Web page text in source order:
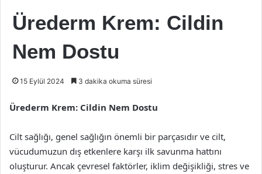
Ürederm Krem: Cildin
Nem Dostu
15 Eylül 2024 3 dakika okuma süresi
Ürederm Krem: Cildin Nem Dostu
Cilt sağlığı, genel sağlığın önemli bir parçasıdır ve cilt,
vücudumuzun dış etkenlere karşı ilk savunma hattını
oluşturur. Ancak çevresel faktörler, iklim değişikliği, stres ve